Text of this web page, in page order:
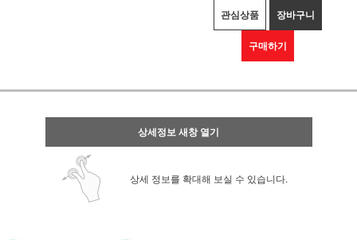
관심상품 장바구니
구매하기
상세정보 새창 열기
상세 정보를 확대해 보실 수 있습니다.